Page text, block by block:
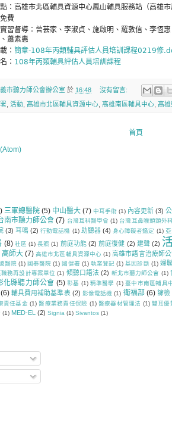
：高雄市北區輔具資源中心鳳山輔具服務站（高雄
費
習督導：曾芸家、李淑貞、施啟明、羅敦信、李恆
蕭素惠
： 簡章-108年丙類輔具評估人員培訓課程0219修
： 108年丙類輔具評估人員培訓課程
市聽力師公會辦公室 於 16:48 沒有留言:
活動 高雄市北區輔具資源中心 高雄南區輔具中心 高雄
首頁
三軍總醫院 (5) 中山醫大 (7) 中耳手術 (1) 內容更新 (3)
南市聽力師公會 (7) 台灣耳科醫學會 (1) 台灣耳鼻喉頭頸外
(3) 耳鳴 (2) 行動電話機 (1) 助聽器 (4) 身心障礙者鑑定 (1)
(8) 社區 (1) 長照 (1) 前庭功能 (2) 前庭復健 (2) 建聲 (2)
高師大 (7) 高雄市北區輔具資源中心 (1) 高雄市語言治療師
醫院 (1) 國泰醫院 (1) 國健署 (1) 執業登記 (1) 基因診斷 (1) 婦
務再設計專案單位 (1) 傾聽口語法 (2) 新北市聽力師公會 (1)
化縣聽力師公會 (5) 彰基 (1) 精準醫學 (1) 臺中市南區輔具
(6) 輔具費用補助基準表 (2) 影像電話機 (1) 衛福部 (6) 篩檢
責任基金 (1) 醫療業務責任保險 (1) 醫療器材管理法 (1) 雙耳優
(1) MED-EL (2) Signia (1) Sivantos (1)